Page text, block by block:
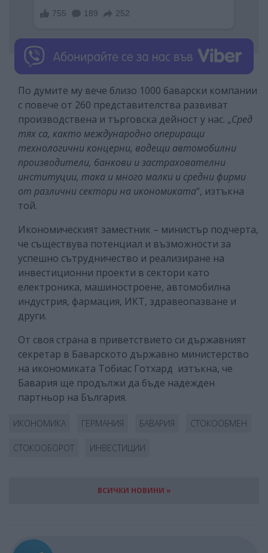
По думите му вече близо 1000 баварски компании
с повече от 260 представителства развиват
производствена и търговска дейност у нас. „Сред
тях са, както международно опериращи
технологични концерни, водещи автомобилни
производители, банкови и застрахователни
институции, така и много малки и средни фирми
от различни сектори на икономиката“, изтъкна
той.
Икономическият заместник – министър подчерта,
че съществува потенциал и възможности за
успешно сътрудничество и реализиране на
инвестиционни проекти в сектори като
електроника, машиностроене, автомобилна
индустрия, фармация, ИКТ, здравеопазване и
други.
От своя страна в приветствието си държавният
секретар в Баварското държавно министерство
на икономиката Тобиас Готхард изтъкна, че
Бавария ще продължи да бъде надежден
партньор на България.
ИКОНОМИКА ГЕРМАНИЯ БАВАРИЯ СТОКООБМЕН
СТОКООБОРОТ ИНВЕСТИЦИИ
ВСИЧКИ НОВИНИ »